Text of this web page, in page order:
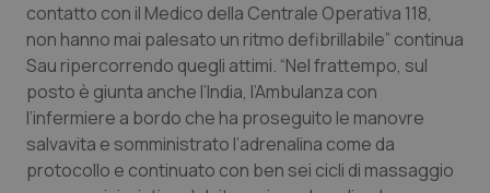
Psoriasi & pelle
Quotidiano Cardiologia
Quotidiano Chirurgia
contatto con il Medico della Centrale Operativa 118,
non hanno mai palesato un ritmo defibrillabile” continua
Sau ripercorrendo quegli attimi. “Nel frattempo, sul
posto è giunta anche l’India, l’Ambulanza con
l’infermiere a bordo che ha proseguito le manovre
salvavita e somministrato l’adrenalina come da
protocollo e continuato con ben sei cicli di massaggio